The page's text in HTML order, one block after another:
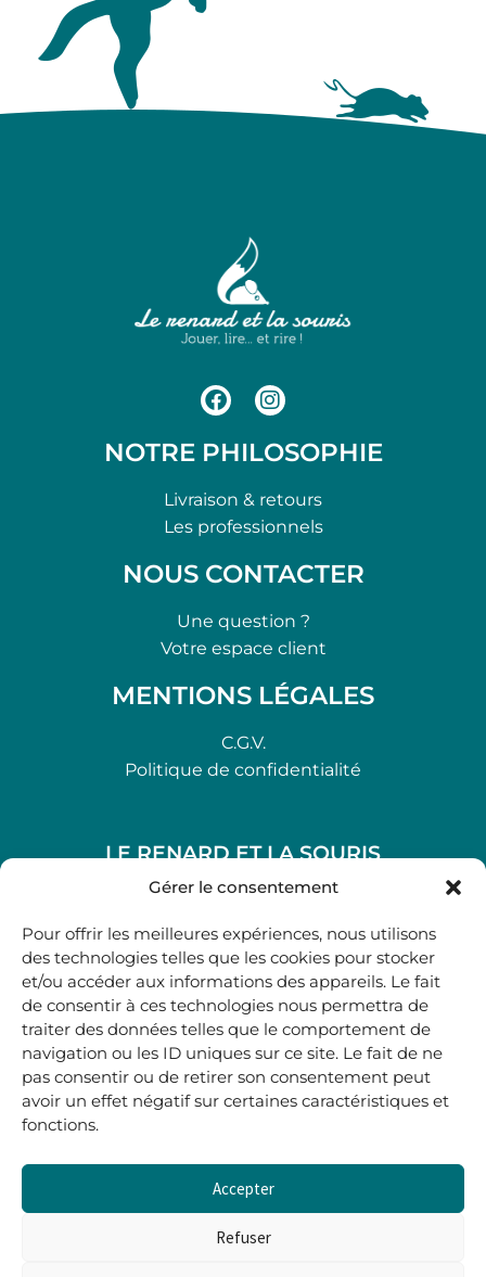
Gérer le consentement
Pour offrir les meilleures expériences, nous utilisons
des technologies telles que les cookies pour stocker
et/ou accéder aux informations des appareils. Le fait
de consentir à ces technologies nous permettra de
traiter des données telles que le comportement de
navigation ou les ID uniques sur ce site. Le fait de ne
pas consentir ou de retirer son consentement peut
avoir un effet négatif sur certaines caractéristiques et
fonctions.
Accepter
Refuser
NOTRE PHILOSOPHIE
Livraison & retours
Les professionnels
NOUS CONTACTER
Une question ?
Votre espace client
MENTIONS LÉGALES
C.G.V.
Politique de confidentialité
LE RENARD ET LA SOURIS
48, rue Maubec 33210 LANGON
05 40 41 37 18
.
MARDI AU SAMEDI
10H00-12H45 | 14H00 -19H00
boutique@lerenardetlasouris.com